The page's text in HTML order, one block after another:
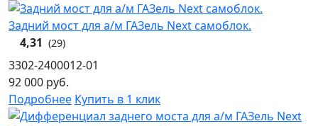
Задний мост для а/м ГАЗель Next самоблок.
4,31 (29)
3302-2400012-01
92 000 руб.
Подробнее Купить в 1 клик